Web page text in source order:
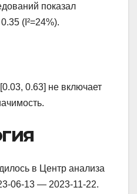
показал
(I²=24%).
0.63] не включает
в Центр анализа
06-13 — 2023-11-22.